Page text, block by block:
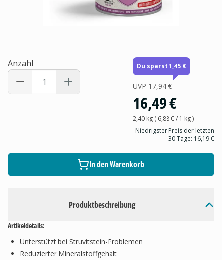
Produktbeschreibung
Artikeldetails:
Unterstützt bei Struvitstein-Problemen
Reduzierter Mineralstoffgehalt
Anzahl Du sparst 1,45 €
UVP 17,94 €
16,49 €
2,40 kg( 6,88 €/ 1 kg)
Niedrigster Preis der letzten
30 Tage: 16,19 €
In den Warenkorb